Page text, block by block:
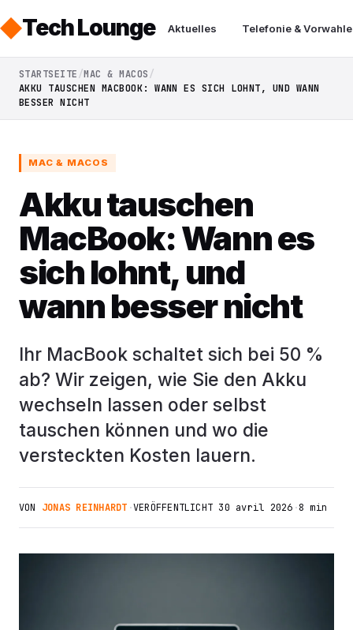
Tech Lounge Aktuelles Telefonie &
STARTSEITE MAC & MACOS
AKKU TAUSCHEN MACBOOK: WANN ES SICH LOHNT, UND WANN
BESSER NICHT
MAC & MACOS
Akku tauschen
MacBook: Wann es
sich lohnt, und
wann besser nicht
Ihr MacBook schaltet sich bei 50 %
ab? Wir zeigen, wie Sie den Akku
wechseln lassen oder selbst
tauschen können und wo die
versteckten Kosten lauern.
VON JONAS REINHARDT ·VERÖFFENTLICHT 30 avril 2026 ·8 min